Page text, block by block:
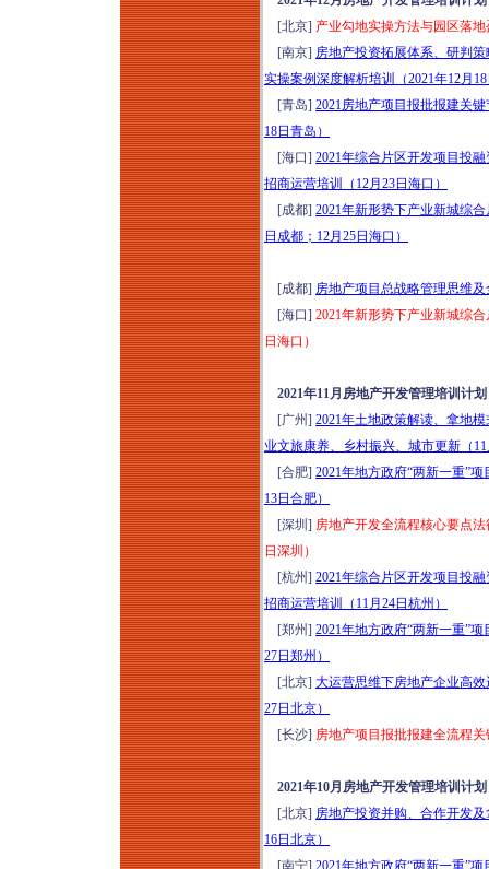
[北京] 产业勾地实操方法与园区落
[南京] 房地产投资拓展体系、研判
实操案例深度解析培训（2021年12月
[青岛] 2021房地产项目报批报建关
18日青岛）
[海口] 2021年综合片区开发项目投
招商运营培训（12月23日海口）
[成都] 2021年新形势下产业新城综
日成都；12月25日海口）
[成都] 房地产项目总战略管理思维
[海口] 2021年新形势下产业新城综
日海口）
2021年11月房地产开发管理培训计划
[广州] 2021年土地政策解读、拿地
业文旅康养、乡村振兴、城市更新（
[合肥] 2021年地方政府“两新一重”
13日合肥）
[深圳] 房地产开发全流程核心要点
日深圳）
[杭州] 2021年综合片区开发项目投
招商运营培训（11月24日杭州）
[郑州] 2021年地方政府“两新一重”
27日郑州）
[北京] 大运营思维下房地产企业高
27日北京）
[长沙] 房地产项目报批报建全流程
2021年10月房地产开发管理培训计划
[北京] 房地产投资并购、合作开发
16日北京）
[南宁] 2021年地方政府“两新一重”